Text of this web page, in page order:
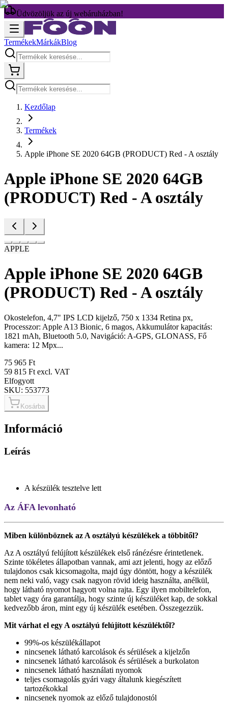
Üdvözöljük az új webáruházban!
TermékekMárkákBlog
Kezdőlap
Termékek
Apple iPhone SE 2020 64GB (PRODUCT) Red - A osztály
Apple iPhone SE 2020 64GB
(PRODUCT) Red - A osztály
APPLE
Apple iPhone SE 2020 64GB
(PRODUCT) Red - A osztály
Okostelefon, 4,7" IPS LCD kijelző, 750 x 1334 Retina px,
Processzor: Apple A13 Bionic, 6 magos, Akkumulátor kapacitás:
1821 mAh, Bluetooth 5.0, Navigáció: A-GPS, GLONASS, Fő
kamera: 12 Mpx...
75 965 Ft
59 815 Ft excl. VAT
Elfogyott
SKU: 553773
Kosárba
Információ
Leírás
A készülék tesztelve lett
Az ÁFA levonható
Miben különböznek az A osztályú készülékek a többitől?
Az A osztályú felújított készülékek első ránézésre érintetlenek.
Szinte tökéletes állapotban vannak, ami azt jelenti, hogy az előző
tulajdonos csak kicsomagolta, majd úgy döntött, hogy a készülék
nem neki való, vagy csak nagyon rövid ideig használta, anélkül,
hogy látható nyomot hagyott volna rajta. Egy ilyen mobiltelefon,
tablet vagy óra garantálja, hogy szinte új készüléket kap, de sokkal
kedvezőbb áron, mint egy új készülék esetében. Összegezzük.
Mit várhat el egy A osztályú felújított készüléktől?
99%-os készülékállapot
nincsenek látható karcolások és sérülések a kijelzőn
nincsenek látható karcolások és sérülések a burkolaton
nincsenek látható használati nyomok
teljes csomagolás gyári vagy általunk kiegészített
tartozékokkal
nincsenek nyomok az előző tulajdonostól